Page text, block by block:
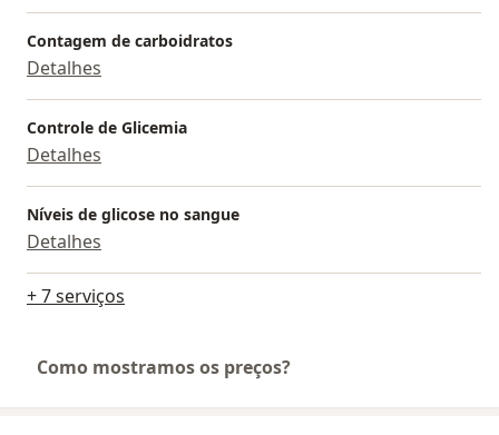
Contagem de carboidratos
Detalhes
Controle de Glicemia
Detalhes
Níveis de glicose no sangue
Detalhes
+ 7 serviços
Como mostramos os preços?